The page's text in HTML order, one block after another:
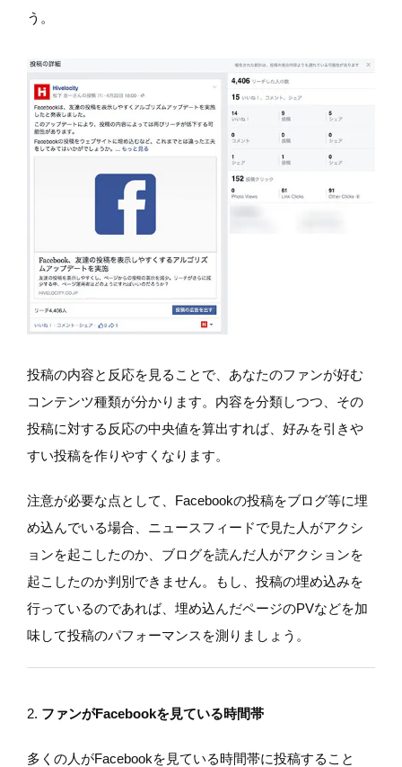
う。
投稿の内容と反応を見ることで、あなたのファンが好む
コンテンツ種類が分かります。内容を分類しつつ、その
投稿に対する反応の中央値を算出すれば、好みを引きや
すい投稿を作りやすくなります。
注意が必要な点として、Facebookの投稿をブログ等に埋
め込んでいる場合、ニュースフィードで見た人がアクシ
ョンを起こしたのか、ブログを読んだ人がアクションを
起こしたのか判別できません。もし、投稿の埋め込みを
行っているのであれば、埋め込んだページのPVなどを加
味して投稿のパフォーマンスを測りましょう。
2. ファンがFacebookを見ている時間帯
多くの人がFacebookを見ている時間帯に投稿すること